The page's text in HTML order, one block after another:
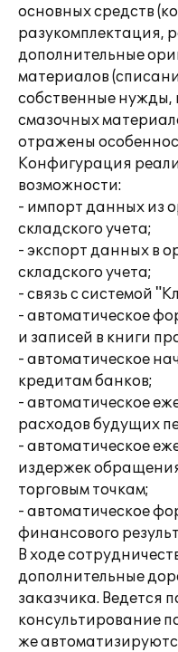
основных средств
разукомплектация,
дополнительные
материалов
собственные нужды,
смазочных
отражены
Конфигурация
возможности:
- импорт данных из
складского учета;
- экспорт данных в
складского учета;
- связь с системой
- автоматическое
и записей в книги
- автоматическое
кредитам банков;
- автоматическое
расходов будущих
- автоматическое
издержек
торговым точкам;
- автоматическое
финансового
В ходе
дополнительные
заказчика. Ведется
консультирование
же